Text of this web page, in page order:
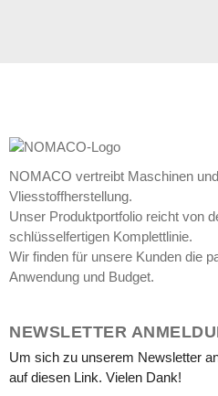
NOMACO vertreibt Maschinen
Vliesstoffherstellung.
Unser Produktportfolio reicht von
schlüsselfertigen Komplettlinie.
Wir finden für unsere Kunden die
Anwendung und Budget.
NEWSLETTER
Um sich zu unserem Newsletter
auf diesen Link. Vielen Dank!